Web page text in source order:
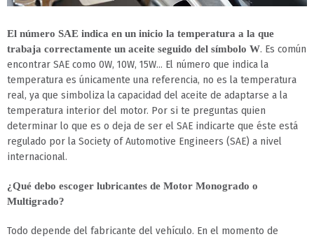
El número SAE indica en un inicio la temperatura a la que
trabaja correctamente un aceite seguido del símbolo W. Es común
encontrar SAE como 0W, 10W, 15W… El número que indica la
temperatura es únicamente una referencia, no es la temperatura
real, ya que simboliza la capacidad del aceite de adaptarse a la
temperatura interior del motor. Por si te preguntas quien
determinar lo que es o deja de ser el SAE indicarte que éste está
regulado por la Society of Automotive Engineers (SAE) a nivel
internacional.
¿Qué debo escoger lubricantes de Motor Monogrado o
Multigrado?
Todo depende del fabricante del vehículo. En el momento de